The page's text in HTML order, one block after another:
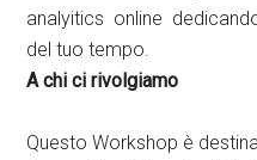
analyitics online
del tuo tempo.
A chi ci rivolgiamo
Questo Workshop è